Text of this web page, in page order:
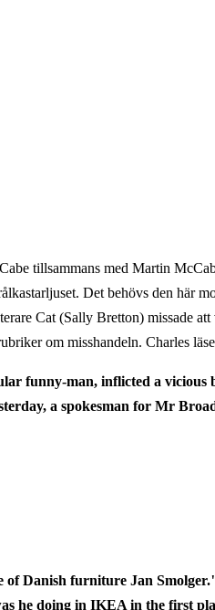
tillsammans med Martin
Det behövs den här
Cat (Sally Bretton) missade
om misshandeln. Charles
funny-man, inflicted a vicious
a spokesman for Mr
of Danish furniture Jan
he doing in IKEA in the first